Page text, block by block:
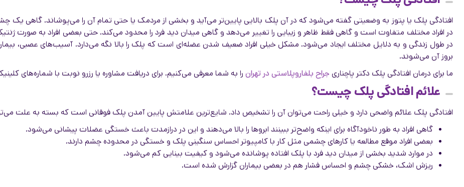
افتادگی پلک یا پتوز به وضعیتی گفته می‌شود که در آن پلک بالایی پایین‌تر می‌آید و بخشی از مردمک یا حتی تمام آن را می‌پوشاند. گاهی
در افراد مختلف متفاوت است و گاهی فقط ظاهر و زیبایی را تغییر می‌دهد و گاهی میدان دید فرد را محدود می‌کند. حتی بعضی افراد به صورت
در طول زندگی و به دلایل مختلف ایجاد می‌شود. مشکل خیلی افراد ضعیف شدن عضله‌ای است که پلک را بالا نگه می‌دارد. آسیب‌های عصبی،
بروز آن می‌شوند.
ما برای درمان افتادگی پلک دکتر پاچناری جراح بلفاروپلاستی در تهران را به شما معرفی می‌کنیم. برای دریافت مشاوره یا رزرو نوبت با شماره‌های
علائم افتادگی پلک چیست؟
افتادگی پلک علائم واضحی دارد و خیلی راحت می‌توان آن را تشخیص داد. شایع‌ترین علامتش پایین آمدن پلک فوقانی است که بسته به علت
گاهی افراد به طور ناخودآگاه برای اینکه واضح‌تر ببینند ابروها را بالا می‌دهند و این در درازمدت باعث خستگی عضلات پیشانی می‌شود.
بعضی افراد موقع مطالعه یا کارهای چشمی مثل کار با کامپیوتر احساس سنگینی پلک و خستگی در محدوده چشم دارند.
در موارد شدید بخشی از میدان دید فرد با پلک افتاده پوشانده می‌شود و کیفیت بینایی کم می‌شود.
ریزش اشک، خشکی چشم و احساس فشار هم در بعضی بیماران گزارش شده است.